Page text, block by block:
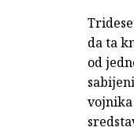
da ta
od